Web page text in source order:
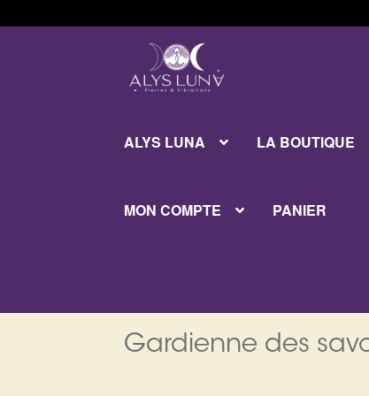
Aller
la
Aller
au
contenu
ALYS LUNA LA BOUTIQUE
MON COMPTE PANIER
Gardienne des